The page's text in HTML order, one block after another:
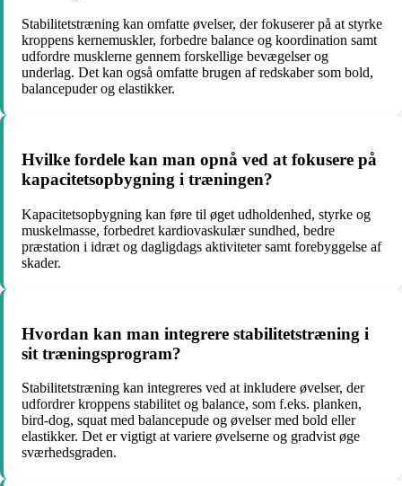
Stabilitetstræning kan omfatte øvelser, der fokuserer på at styrke
kroppens kernemuskler, forbedre balance og koordination samt
udfordre musklerne gennem forskellige bevægelser og
underlag. Det kan også omfatte brugen af redskaber som bold,
balancepuder og elastikker.
Hvilke fordele kan man opnå ved at fokusere på
kapacitetsopbygning i træningen?
Kapacitetsopbygning kan føre til øget udholdenhed, styrke og
muskelmasse, forbedret kardiovaskulær sundhed, bedre
præstation i idræt og dagligdags aktiviteter samt forebyggelse af
skader.
Hvordan kan man integrere stabilitetstræning i
sit træningsprogram?
Stabilitetstræning kan integreres ved at inkludere øvelser, der
udfordrer kroppens stabilitet og balance, som f.eks. planken,
bird-dog, squat med balancepude og øvelser med bold eller
elastikker. Det er vigtigt at variere øvelserne og gradvist øge
sværhedsgraden.